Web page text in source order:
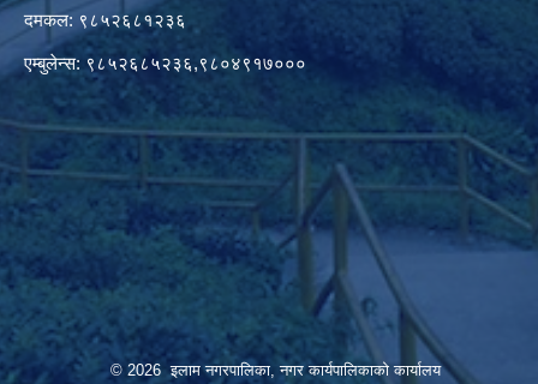
दमकल: ९८५२६८१२३६
एम्बुलेन्स: ९८५२६८५२३६,९८०४९१७०००
© 2026 इलाम नगरपालिका, नगर कार्यपालिकाको कार्यालय